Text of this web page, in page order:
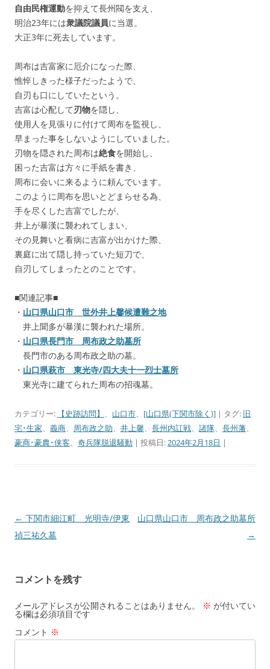
自由民権運動を抑えて長州閥を支え、
明治23年には衆議院議員に当選。
大正3年に死去しています。
周布は吉富家に厄介になった際、
憔悴しきった様子だったようで、
自刃も口にしていたという。
吉富は心配して刃物を隠し、
使用人を見張りに付けて周布を監視し、
早まった事をしないようにしていました。
刃物を隠された周布は絶食を開始し、
困った吉富は方々に手紙を書き、
周布に会いに来るように頼んでいます。
このように周布を思いとどまらせる為、
手を尽くした吉富でしたが、
井上が暴漢に襲われてしまい、
その見舞いと看病に吉富が出かけた際、
裏庭に出て隠し持っていた短刀で、
自刃してしまったとのことです。
■関連記事■
・ 山口県山口市 世外井上馨候遭難之地
井上聞多が暴漢に襲われた場所。
・ 山口県長門市 周布政之助墓所
長門市のある周布政之助の墓。
・ 山口県萩市 東光寺/四大夫十一烈士墓所
東光寺に建てられた周布の招魂墓。
カテゴリー: 【史跡訪問】 、 山口市、 [山口県(下関市除く)] | タグ: 旧
宅･生家、 義商、 周布政之助、 井上馨、 長州内訌戦、 諸隊、 長州藩、
豪商･豪農･侠客、 奇兵隊脱退騒動 | 投稿日:2024年2月18日 |
投
稿
ゲ
ー
シ
ョ
← 下関市細江町 光明寺/伊東
禎三祐久墓
山口県山口市 周布政之助墓所
→
コメントを残す
メールアドレスが公開されることはありません。 ※ が付いてい
る欄は必須項目です
コメント ※